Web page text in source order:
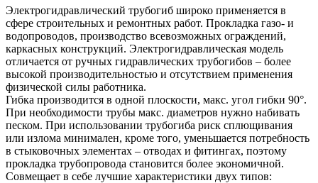
Электрогидравлический трубогиб широко применяется в
сфере строительных и ремонтных работ. Прокладка газо- и
водопроводов, производство всевозможных ограждений,
каркасных конструкций. Электрогидравлическая модель
отличается от ручных гидравлических трубогибов – более
высокой производительностью и отсутствием применения
физической силы работника.
Гибка производится в одной плоскости, макс. угол гибки 90°.
При необходимости трубы макс. диаметров нужно набивать
песком. При использовании трубогиба риск сплющивания
или излома минимален, кроме того, уменьшается потребность
в стыковочных элементах – отводах и фитингах, поэтому
прокладка трубопровода становится более экономичной.
Совмещает в себе лучшие характеристики двух типов: